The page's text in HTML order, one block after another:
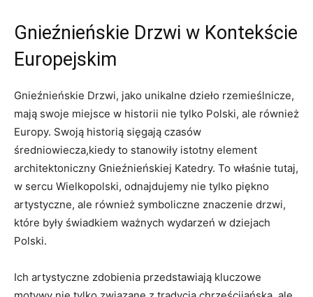
Gnieźnieńskie‌ Drzwi‍ w Kontekście
Europejskim
Gnieźnieńskie Drzwi, jako unikalne dzieło rzemieślnicze,
mają swoje miejsce w historii nie tylko Polski,‌ ale⁢ również
Europy. ⁤Swoją⁣ historią⁢ sięgają czasów
średniowiecza,kiedy⁣ to stanowiły istotny element
architektoniczny Gnieźnieńskiej Katedry. To właśnie tutaj,
w sercu Wielkopolski, odnajdujemy nie​ tylko piękno
artystyczne, ale również symboliczne znaczenie drzwi,
które były świadkiem ważnych wydarzeń w dziejach
Polski.
Ich artystyczne zdobienia przedstawiają kluczowe